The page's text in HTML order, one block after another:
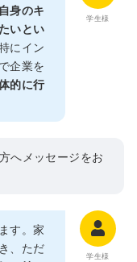
学生様
自身のキ
いとい
にイン
企業を
的に行
へメッセージをお
学生様
す。家
、ただ